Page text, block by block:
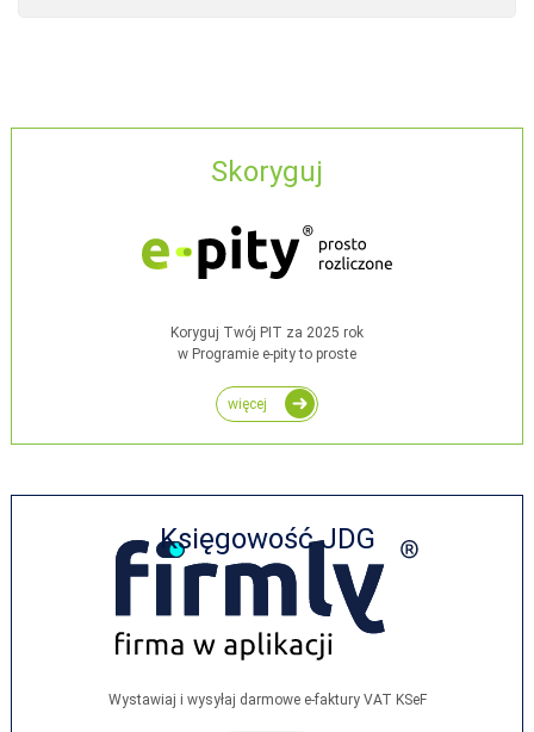
Skoryguj
Koryguj Twój PIT za 2025 rok
w Programie e-pity to proste
więcej
Księgowość JDG
Wystawiaj i wysyłaj darmowe e‑faktury VAT KSeF